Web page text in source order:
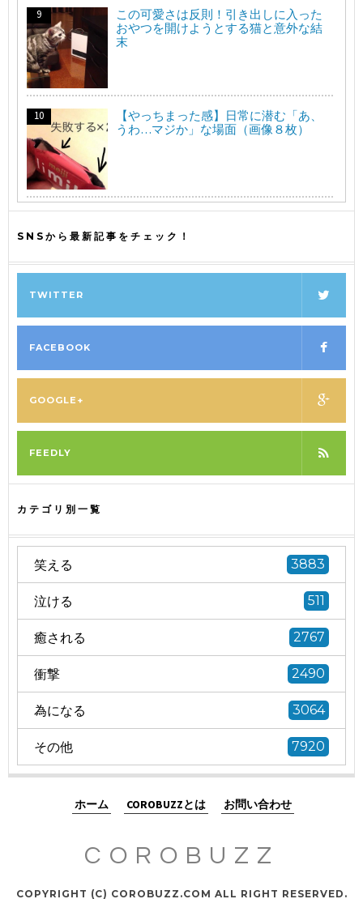
この可愛さは反則！引き出しに入った
おやつを開けようとする猫と意外な結
末
【やっちまった感】日常に潜む「あ、
うわ…マジか」な場面（画像８枚）
SNSから最新記事をチェック！
TWITTER
FACEBOOK
GOOGLE+
FEEDLY
カテゴリ別一覧
笑える 3883
泣ける 511
癒される 2767
衝撃 2490
為になる 3064
その他 7920
ホーム COROBUZZとは お問い合わせ
COROBUZZ
COPYRIGHT (C) COROBUZZ.COM ALL RIGHT RESERVED.